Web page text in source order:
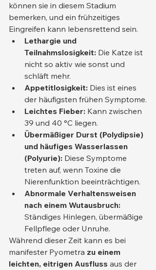
können sie in diesem Stadium
bemerken, und ein frühzeitiges
Eingreifen kann lebensrettend sein.
Lethargie und
Teilnahmslosigkeit: Die Katze ist
nicht so aktiv wie sonst und
schläft mehr.
Appetitlosigkeit: Dies ist eines
der häufigsten frühen Symptome.
Leichtes Fieber: Kann zwischen
39 und 40 °C liegen.
Übermäßiger Durst (Polydipsie)
und häufiges Wasserlassen
(Polyurie): Diese Symptome
treten auf, wenn Toxine die
Nierenfunktion beeinträchtigen.
Abnormale Verhaltensweisen
nach einem Wutausbruch:
Ständiges Hinlegen, übermäßige
Fellpflege oder Unruhe.
Während dieser Zeit kann es bei
manifester Pyometra zu einem
leichten, eitrigen Ausfluss aus der